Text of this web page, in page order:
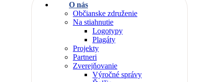
O nás
Občianske združenie
Na stiahnutie
Logotypy
Plagáty
Projekty
Partneri
Zverejňovanie
Výročné správy